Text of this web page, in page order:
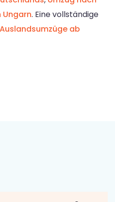
Ungarn. Eine vollständige
Auslandsumzüge ab